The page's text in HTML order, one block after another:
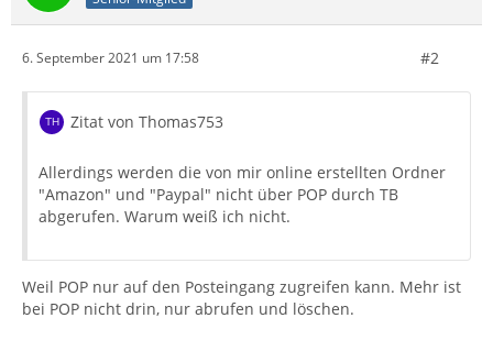
6. September 2021 um 17:58 #2
Zitat von Thomas753
Allerdings werden die von mir online erstellten Ordner
"Amazon" und "Paypal" nicht über POP durch TB
abgerufen. Warum weiß ich nicht.
Weil POP nur auf den Posteingang zugreifen kann. Mehr ist
bei POP nicht drin, nur abrufen und löschen.